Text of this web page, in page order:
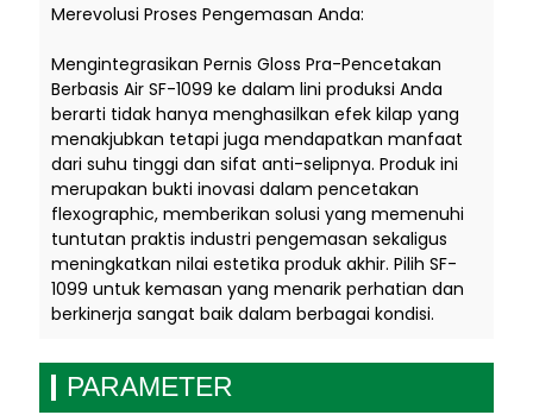
Merevolusi Proses Pengemasan Anda:
Mengintegrasikan Pernis Gloss Pra-Pencetakan
Berbasis Air SF-1099 ke dalam lini produksi Anda
berarti tidak hanya menghasilkan efek kilap yang
menakjubkan tetapi juga mendapatkan manfaat
dari suhu tinggi dan sifat anti-selipnya. Produk ini
merupakan bukti inovasi dalam pencetakan
flexographic, memberikan solusi yang memenuhi
tuntutan praktis industri pengemasan sekaligus
meningkatkan nilai estetika produk akhir. Pilih SF-
1099 untuk kemasan yang menarik perhatian dan
berkinerja sangat baik dalam berbagai kondisi.
PARAMETER